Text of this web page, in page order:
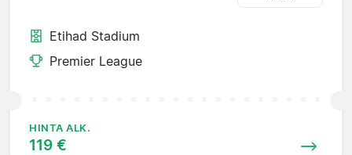
Etihad Stadium
Premier League
HINTA ALK.
119 €